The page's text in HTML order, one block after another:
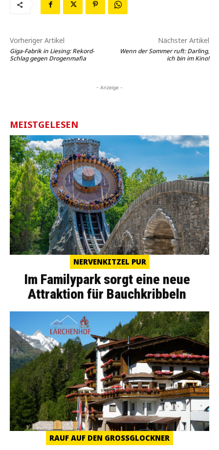
Vorheriger Artikel
Giga-Fabrik in Liesing: Rekord-
Schlag gegen Drogenmafia
Nächster Artikel
Wenn der Sommer ruft: Darling,
ich bin im Kino!
- Anzeige -
MEISTGELESEN
NERVENKITZEL PUR
Im Familypark sorgt eine neue
Attraktion für Bauchkribbeln
RAUF AUF DEN GROSSGLOCKNER